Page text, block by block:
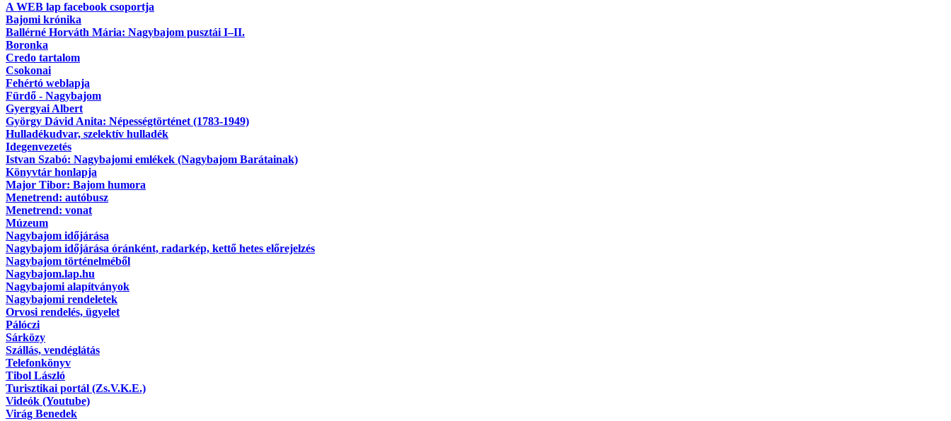
A WEB lap facebook csoportja
Bajomi krónika
Ballérné Horváth Mária: Nagybajom pusztái I–II.
Boronka
Credo tartalom
Csokonai
Fehértó weblapja
Fürdő - Nagybajom
Gyergyai Albert
György Dávid Anita: Népességtörténet (1783-1949)
Hulladékudvar, szelektív hulladék
Idegenvezetés
Istvan Szabó: Nagybajomi emlékek (Nagybajom Barátainak)
Könyvtár honlapja
Major Tibor: Bajom humora
Menetrend: autóbusz
Menetrend: vonat
Múzeum
Nagybajom időjárása
Nagybajom időjárása óránként, radarkép, kettő hetes előrejelzés
Nagybajom történelméből
Nagybajom.lap.hu
Nagybajomi alapítványok
Nagybajomi rendeletek
Orvosi rendelés, ügyelet
Pálóczi
Sárközy
Szállás, vendéglátás
Telefonkönyv
Tibol László
Turisztikai portál (Zs.V.K.E.)
Videók (Youtube)
Virág Benedek